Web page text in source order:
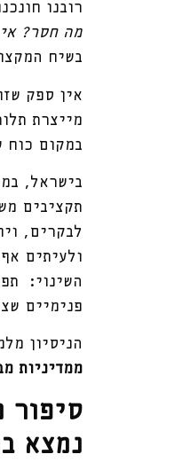
רובנו
מה חסר?
בשיח
אין ספק
מייצרת
במקום כוח
בישראל,
תקציבים
לבקרים,
ולעיתים
השינוי:
פנימיים
הניסיון
ממדיניות
סיפור
נמצא